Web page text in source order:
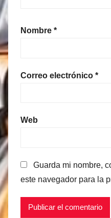
Nombre *
Correo electrónico *
Web
Guarda mi nombre,
este navegador para la